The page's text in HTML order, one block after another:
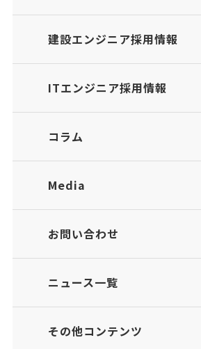
建設エンジニア採用情報
ITエンジニア採用情報
コラム
Media
お問い合わせ
ニュース一覧
その他コンテンツ